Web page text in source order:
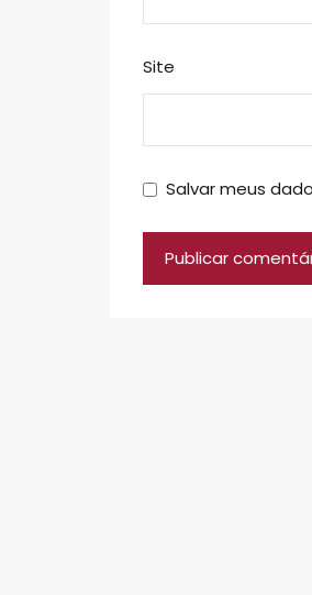
Site
Salvar meus